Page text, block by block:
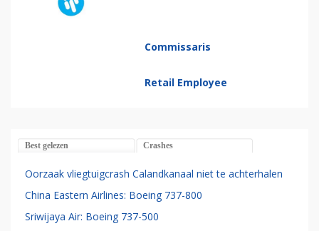
Commissaris
Best gelezen
Oorzaak vliegtuigcrash Calandkanaal niet te achterhalen